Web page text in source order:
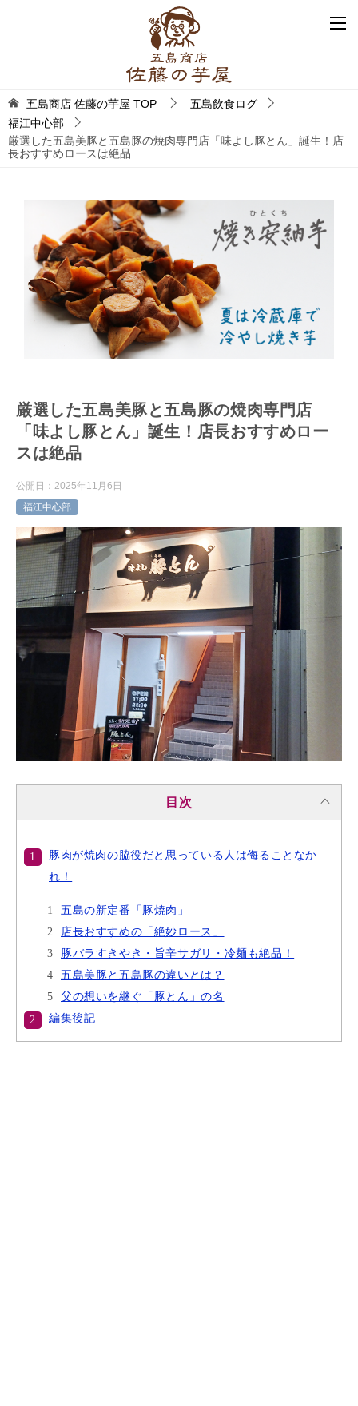
五島商店 佐藤の芋屋 TOP
五島飲食ログ
福江中心部
厳選した五島美豚と五島豚の焼肉専門店「味よし豚とん」誕生！店
長おすすめロースは絶品
厳選した五島美豚と五島豚の焼肉専門店
「味よし豚とん」誕生！店長おすすめロー
スは絶品
公開日： 2025年11月6日
福江中心部
目次
豚肉が焼肉の脇役だと思っている人は侮ることなか
れ！
五島の新定番「豚焼肉」
店長おすすめの「絶妙ロース」
豚バラすきやき・旨辛サガリ・冷麺も絶品！
五島美豚と五島豚の違いとは？
父の想いを継ぐ「豚とん」の名
編集後記